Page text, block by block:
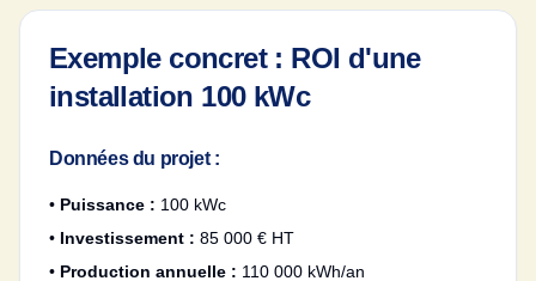
Exemple concret : ROI d'une
installation 100 kWc
Données du projet :
• Puissance : 100 kWc
• Investissement : 85 000 € HT
• Production annuelle : 110 000 kWh/an